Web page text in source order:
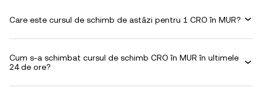
Care este cursul de schimb de astăzi pentru 1 CRO în MUR?
Cum s-a schimbat cursul de schimb CRO în MUR în ultimele
24 de ore?